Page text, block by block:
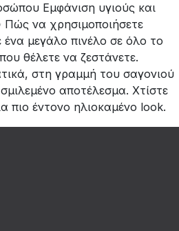
Εμφάνιση υγιούς και
Πώς να χρησιμοποιήσετε
μεγάλο πινέλο σε όλο το
θέλετε να ζεστάνετε.
στη γραμμή του σαγονιού
αποτέλεσμα. Χτίστε
πιο έντονο ηλιοκαμένο look.